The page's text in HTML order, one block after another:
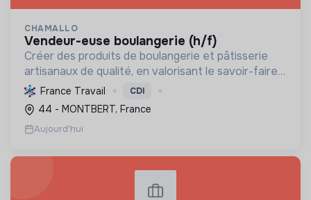
CHAMALLO
vendeur-euse boulangerie (h/f)
Créer des produits de boulangerie et pâtisserie
artisanaux de qualité, en valorisant le savoir-faire
local, les circuits courts et la durabilité, pour le
bien-être de la communauté et de l'environneme...
France Travail CDI
44 - MONTBERT, France
Aujourd'hui